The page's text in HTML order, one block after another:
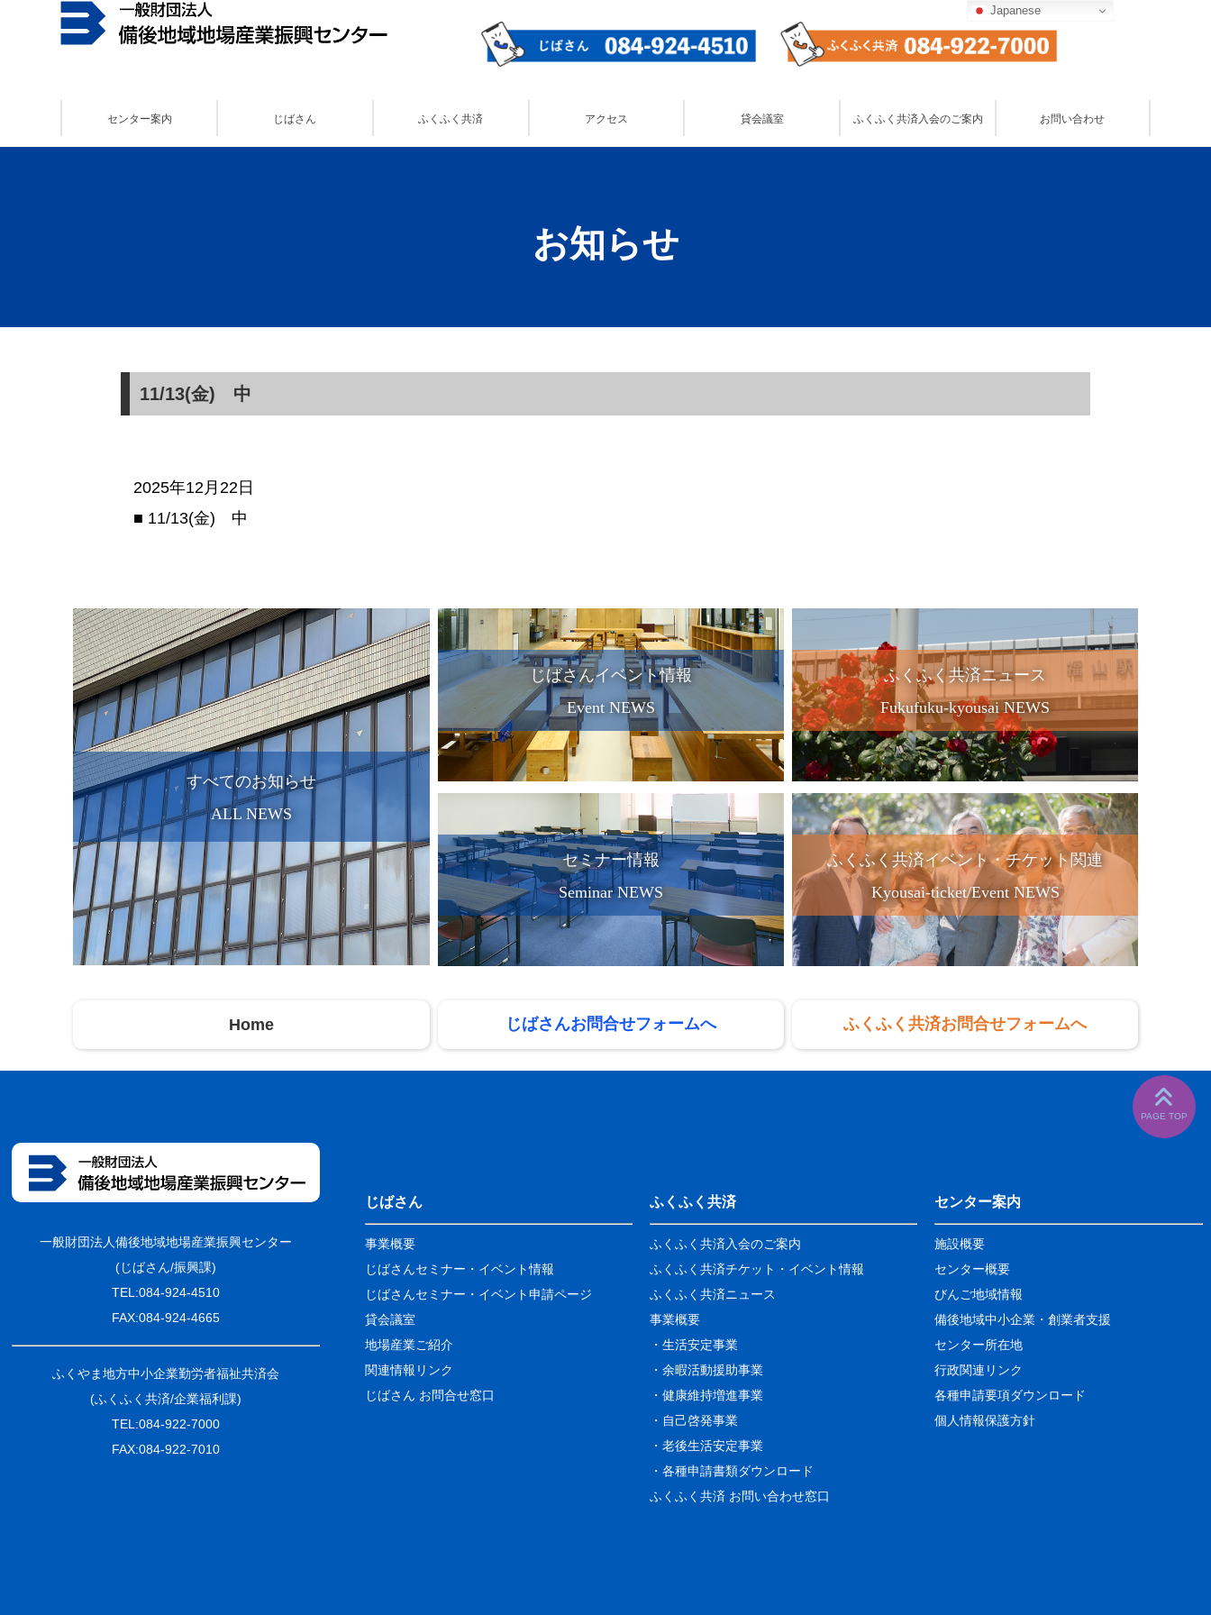
センター案内 じばさん ふくふく共済 アクセス 貸会議室 ふくふく共済入会のご案内 お問い合わせ
お知らせ
11/13(金) 中
2025年12月22日
■ 11/13(金) 中
すべてのお知らせ
ALL NEWS
じばさんイベント情報
Event NEWS
セミナー情報
Seminar NEWS
ふくふく共済ニュース
Fukufuku-kyousai NEWS
ふくふく共済イベント・チケット関連
Kyousai-ticket/Event NEWS
Home じばさんお問合せフォームへ ふくふく共済お問合せフォームへ
一般財団法人備後地域地場産業振興センター
(じばさん/振興課)
TEL:084-924-4510
FAX:084-924-4665
ふくやま地方中小企業勤労者福祉共済会
(ふくふく共済/企業福利課)
TEL:084-922-7000
FAX:084-922-7010
じばさん
事業概要
じばさんセミナー・イベント情報
じばさんセミナー・イベント申請ページ
貸会議室
地場産業ご紹介
関連情報リンク
じばさん お問合せ窓口
ふくふく共済
ふくふく共済入会のご案内
ふくふく共済チケット・イベント情報
ふくふく共済ニュース
事業概要
・生活安定事業
・余暇活動援助事業
・健康維持増進事業
・自己啓発事業
・老後生活安定事業
・各種申請書類ダウンロード
ふくふく共済 お問い合わせ窓口
センター案内
施設概要
センター概要
びんご地域情報
備後地域中小企業・創業者支援
センター所在地
行政関連リンク
各種申請要項ダウンロード
個人情報保護方針
Japanese